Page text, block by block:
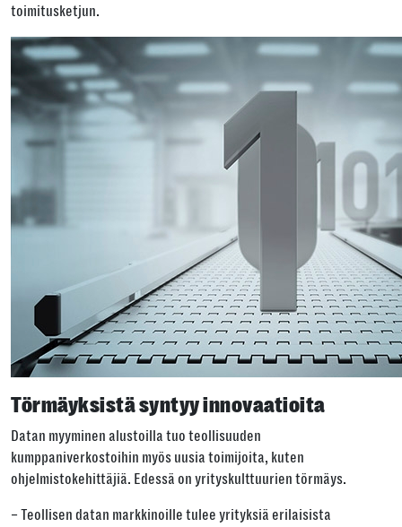
toimitusketjun.
Törmäyksistä syntyy innovaatioita
Datan myyminen alustoilla tuo teollisuuden
kumppaniverkostoihin myös uusia toimijoita, kuten
ohjelmistokehittäjiä. Edessä on yrityskulttuurien törmäys.
– Teollisen datan markkinoille tulee yrityksiä erilaisista